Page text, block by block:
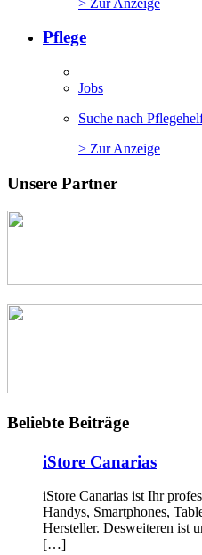
Pflege
Jobs
Suche nach
> Zur Anzeige
Unsere Partner
Beliebte Beiträge
iStore Canarias
iStore Canarias ist Ihr
Handys, Smartphones,
Hersteller. Desweiteren ist
[…]